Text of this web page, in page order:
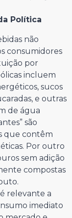
Política
não
consumidores
por
incluem
sucos
e outras
de água
são
que contêm
Por outro
sem adição
compostas
relevante a
imediato